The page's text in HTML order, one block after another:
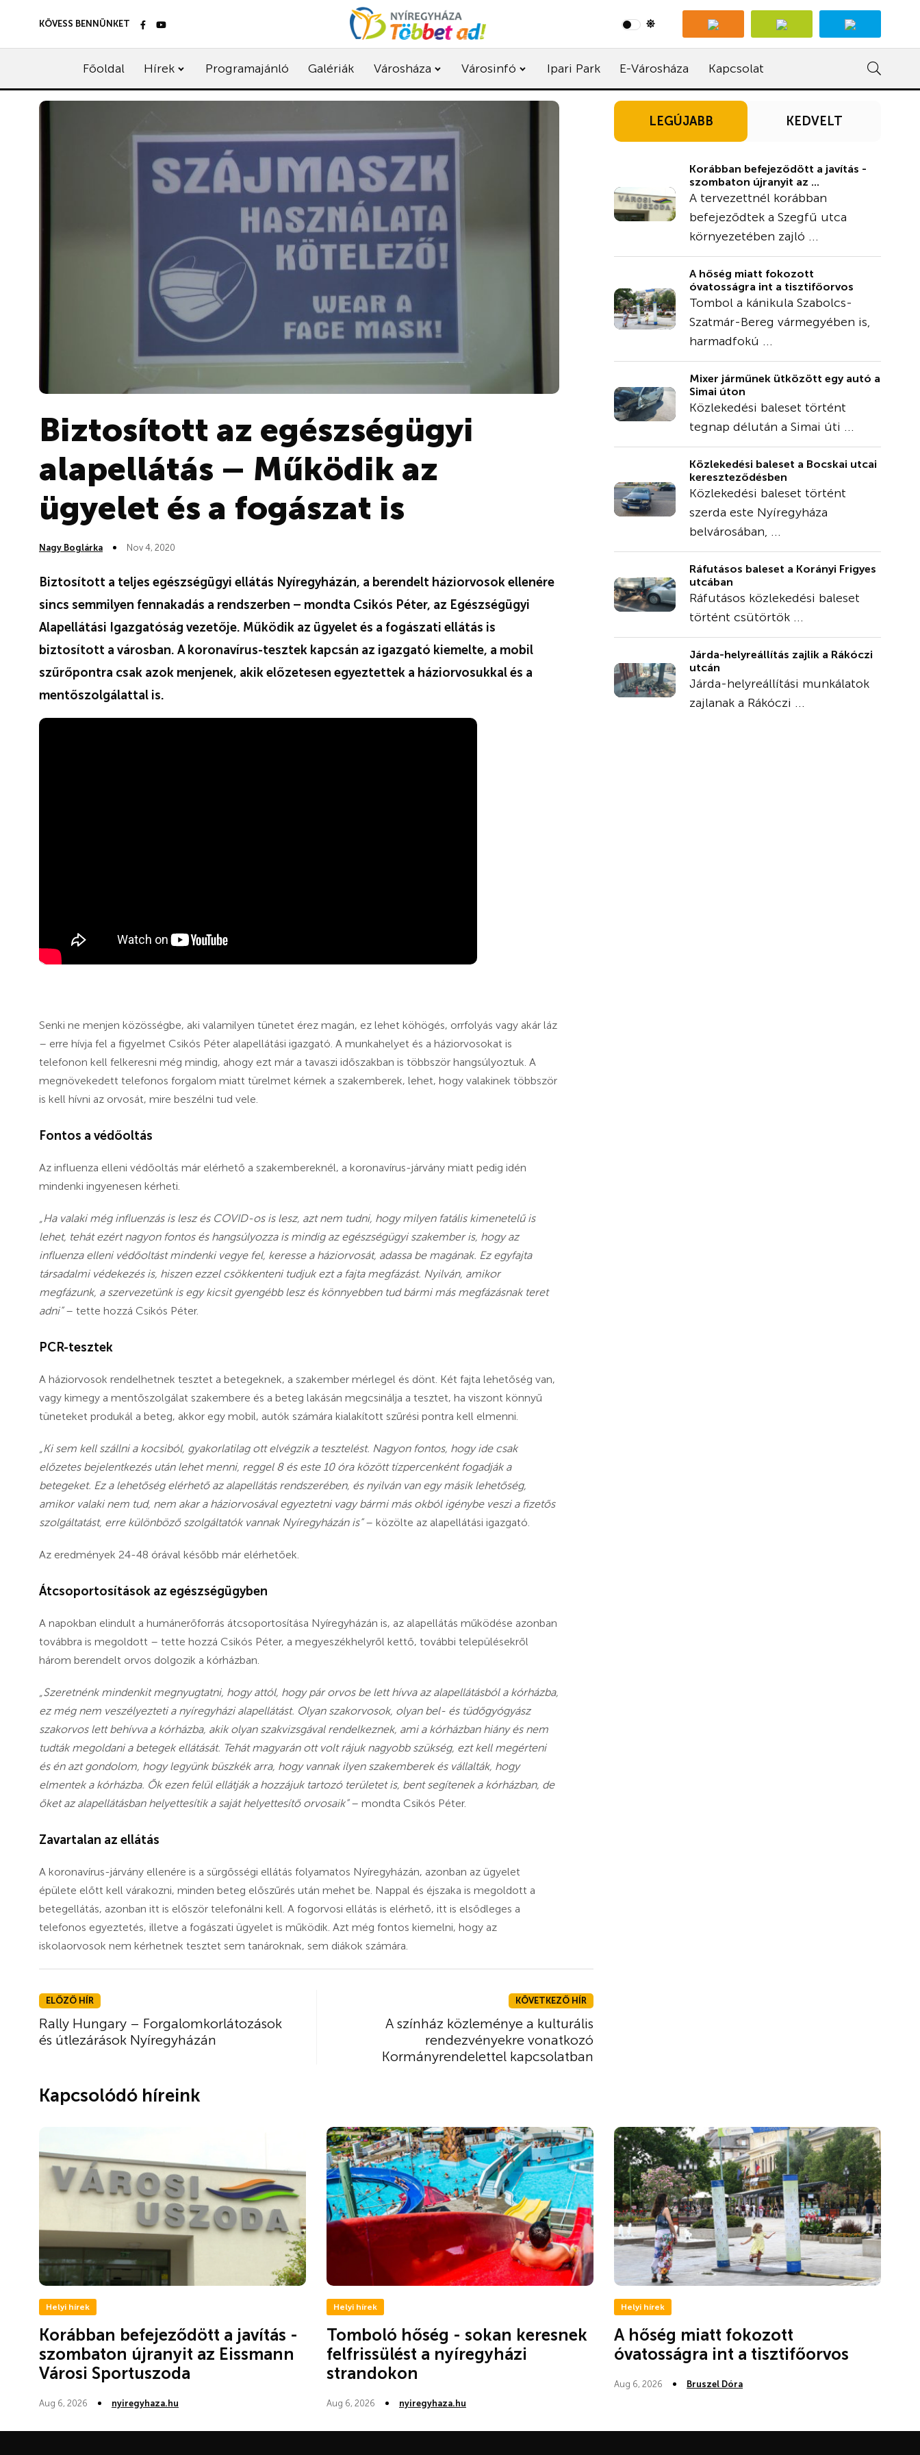
KÖVESS BENNÜNKET
Főoldal Hírek Programajánló Galériák Városháza Városinfó Ipari Park E-Városháza Kapcsolat
Biztosított az egészségügyi
alapellátás – Működik az
ügyelet és a fogászat is
Nagy Boglárka Nov 4, 2020
Biztosított a teljes egészségügyi ellátás Nyíregyházán, a berendelt háziorvosok ellenére
sincs semmilyen fennakadás a rendszerben – mondta Csikós Péter, az Egészségügyi
Alapellátási Igazgatóság vezetője. Működik az ügyelet és a fogászati ellátás is
biztosított a városban. A koronavírus-tesztek kapcsán az igazgató kiemelte, a mobil
szűrőpontra csak azok menjenek, akik előzetesen egyeztettek a háziorvosukkal és a
mentőszolgálattal is.
Senki ne menjen közösségbe, aki valamilyen tünetet érez magán, ez lehet köhögés, orrfolyás vagy akár láz
– erre hívja fel a figyelmet Csikós Péter alapellátási igazgató. A munkahelyet és a háziorvosokat is
telefonon kell felkeresni még mindig, ahogy ezt már a tavaszi időszakban is többször hangsúlyoztuk. A
megnövekedett telefonos forgalom miatt türelmet kérnek a szakemberek, lehet, hogy valakinek többször
is kell hívni az orvosát, mire beszélni tud vele.
Fontos a védőoltás
Az influenza elleni védőoltás már elérhető a szakembereknél, a koronavírus-járvány miatt pedig idén
mindenki ingyenesen kérheti.
„Ha valaki még influenzás is lesz és COVID-os is lesz, azt nem tudni, hogy milyen fatális kimenetelű is
lehet, tehát ezért nagyon fontos és hangsúlyozza is mindig az egészségügyi szakember is, hogy az
influenza elleni védőoltást mindenki vegye fel, keresse a háziorvosát, adassa be magának. Ez egyfajta
társadalmi védekezés is, hiszen ezzel csökkenteni tudjuk ezt a fajta megfázást. Nyilván, amikor
megfázunk, a szervezetünk is egy kicsit gyengébb lesz és könnyebben tud bármi más megfázásnak teret
adni”– tette hozzá Csikós Péter.
PCR-tesztek
A háziorvosok rendelhetnek tesztet a betegeknek, a szakember mérlegel és dönt. Két fajta lehetőség van,
vagy kimegy a mentőszolgálat szakembere és a beteg lakásán megcsinálja a tesztet, ha viszont könnyű
tüneteket produkál a beteg, akkor egy mobil, autók számára kialakított szűrési pontra kell elmenni.
„Ki sem kell szállni a kocsiból, gyakorlatilag ott elvégzik a tesztelést. Nagyon fontos, hogy ide csak
előzetes bejelentkezés után lehet menni, reggel 8 és este 10 óra között tízpercenként fogadják a
betegeket. Ez a lehetőség elérhető az alapellátás rendszerében, és nyilván van egy másik lehetőség,
amikor valaki nem tud, nem akar a háziorvosával egyeztetni vagy bármi más okból igénybe veszi a fizetős
szolgáltatást, erre különböző szolgáltatók vannak Nyíregyházán is”– közölte az alapellátási igazgató.
Az eredmények 24-48 órával később már elérhetőek.
Átcsoportosítások az egészségügyben
A napokban elindult a humánerőforrás átcsoportosítása Nyíregyházán is, az alapellátás működése azonban
továbbra is megoldott – tette hozzá Csikós Péter, a megyeszékhelyről kettő, további településekről
három berendelt orvos dolgozik a kórházban.
„Szeretnénk mindenkit megnyugtatni, hogy attól, hogy pár orvos be lett hívva az alapellátásból a kórházba,
ez még nem veszélyezteti a nyíregyházi alapellátást. Olyan szakorvosok, olyan bel- és tüdőgyógyász
szakorvos lett behívva a kórházba, akik olyan szakvizsgával rendelkeznek, ami a kórházban hiány és nem
tudták megoldani a betegek ellátását. Tehát magyarán ott volt rájuk nagyobb szükség, ezt kell megérteni
és én azt gondolom, hogy legyünk büszkék arra, hogy vannak ilyen szakemberek és vállalták, hogy
elmentek a kórházba. Ők ezen felül ellátják a hozzájuk tartozó területet is, bent segítenek a kórházban, de
őket az alapellátásban helyettesítik a saját helyettesítő orvosaik”– mondta Csikós Péter.
Zavartalan az ellátás
A koronavírus-járvány ellenére is a sürgősségi ellátás folyamatos Nyíregyházán, azonban az ügyelet
épülete előtt kell várakozni, minden beteg előszűrés után mehet be. Nappal és éjszaka is megoldott a
betegellátás, azonban itt is először telefonálni kell. A fogorvosi ellátás is elérhető, itt is elsődleges a
telefonos egyeztetés, illetve a fogászati ügyelet is működik. Azt még fontos kiemelni, hogy az
iskolaorvosok nem kérhetnek tesztet sem tanároknak, sem diákok számára.
ELŐZŐ HÍR
Rally Hungary – Forgalomkorlátozások
és útlezárások Nyíregyházán
KÖVETKEZŐ HÍR
A színház közleménye a kulturális
rendezvényekre vonatkozó
Kormányrendelettel kapcsolatban
LEGÚJABB KEDVELT
Korábban befejeződött a javítás -
szombaton újranyit az ...
A tervezettnél korábban
befejeződtek a Szegfű utca
környezetében zajló ...
A hőség miatt fokozott
óvatosságra int a tisztifőorvos
Tombol a kánikula Szabolcs-
Szatmár-Bereg vármegyében is,
harmadfokú ...
Mixer járműnek ütközött egy autó a
Simai úton
Közlekedési baleset történt
tegnap délután a Simai úti ...
Közlekedési baleset a Bocskai utcai
kereszteződésben
Közlekedési baleset történt
szerda este Nyíregyháza
belvárosában, ...
Ráfutásos baleset a Korányi Frigyes
utcában
Ráfutásos közlekedési baleset
történt csütörtök ...
Járda-helyreállítás zajlik a Rákóczi
utcán
Járda-helyreállítási munkálatok
zajlanak a Rákóczi ...
Kapcsolódó híreink
Helyi hírek
Korábban befejeződött a javítás -
szombaton újranyit az Eissmann
Városi Sportuszoda
Aug 6, 2026 nyiregyhaza.hu
Helyi hírek
Tomboló hőség - sokan keresnek
felfrissülést a nyíregyházi
strandokon
Aug 6, 2026 nyiregyhaza.hu
Helyi hírek
A hőség miatt fokozott
óvatosságra int a tisztifőorvos
Aug 6, 2026 Bruszel Dóra